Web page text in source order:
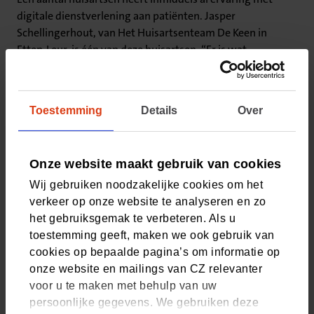
Toestemming Details Over
Onze website maakt gebruik van cookies
Wij gebruiken noodzakelijke cookies om het
verkeer op onze website te analyseren en zo
het gebruiksgemak te verbeteren. Als u
toestemming geeft, maken we ook gebruik van
cookies op bepaalde pagina’s om informatie op
onze website en mailings van CZ relevanter
voor u te maken met behulp van uw
persoonlijke gegevens. We gebruiken deze
digitale dienstverlening aan patiënten. Jasper
Schellingerhout, van Het Huisartsenteam De Keen in
Etten-Leur, is één van deze huisartsen. “Er is wat
koudwatervrees voor digitale oplossingen bij huisartsen,
maar dat is helemaal niet nodig. Onze ervaring is dat
onze patiënten zijn er erg tevreden over. Inmiddels wordt
in onze praktijk 45% van de afspraken bij de huisartsen
7 consulten per huisarts per dag. Online services bieden
hiermee een win-win situatie: het verhoogt de service aan
de patiënt en de praktijk profiteert onder andere van een
lager aantal inkomende telefoontjes en effectievere
logistiek voor vragen en uitslagen.”
Gemakkelijk en laagdrempelig
Mensen zijn over het algemeen zeer tevreden over hun